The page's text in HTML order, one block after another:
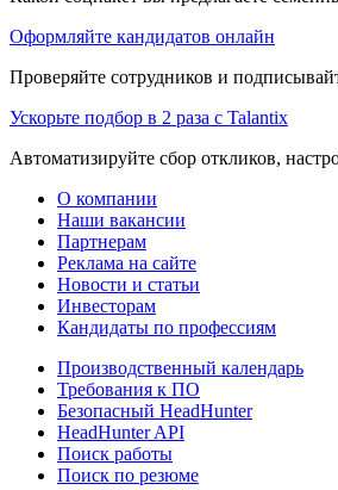
Оформляйте кандидатов онлайн
Проверяйте сотрудников и
Ускорьте подбор в 2 раза с Talantix
Автоматизируйте сбор откликов,
О компании
Наши вакансии
Партнерам
Реклама на сайте
Новости и статьи
Инвесторам
Кандидаты по профессиям
Производственный календарь
Требования к ПО
Безопасный HeadHunter
HeadHunter API
Поиск работы
Поиск по резюме